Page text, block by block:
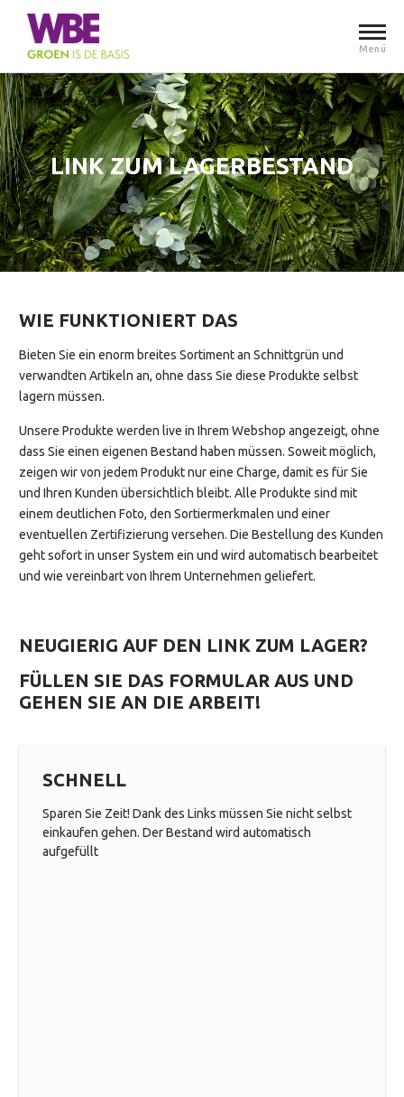
Menü
LINK ZUM LAGERBESTAND
WIE FUNKTIONIERT DAS
Bieten Sie ein enorm breites Sortiment an Schnittgrün und
verwandten Artikeln an, ohne dass Sie diese Produkte selbst
lagern müssen.
Unsere Produkte werden live in Ihrem Webshop angezeigt, ohne
dass Sie einen eigenen Bestand haben müssen. Soweit möglich,
zeigen wir von jedem Produkt nur eine Charge, damit es für Sie
und Ihren Kunden übersichtlich bleibt. Alle Produkte sind mit
einem deutlichen Foto, den Sortiermerkmalen und einer
eventuellen Zertifizierung versehen. Die Bestellung des Kunden
geht sofort in unser System ein und wird automatisch bearbeitet
und wie vereinbart von Ihrem Unternehmen geliefert.
NEUGIERIG AUF DEN LINK ZUM LAGER?
FÜLLEN SIE DAS FORMULAR AUS UND
GEHEN SIE AN DIE ARBEIT!
SCHNELL
Sparen Sie Zeit! Dank des Links müssen Sie nicht selbst
einkaufen gehen. Der Bestand wird automatisch
aufgefüllt